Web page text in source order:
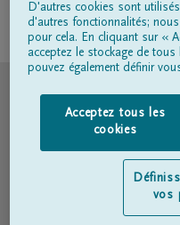
Suivez-nous sur
Déclaration
D'autres cookies sont
d'autres fonctionnalités;
pour cela. En cliquant sur «
acceptez le stockage de
pouvez également définir
Acceptez tous les
cookies
vos